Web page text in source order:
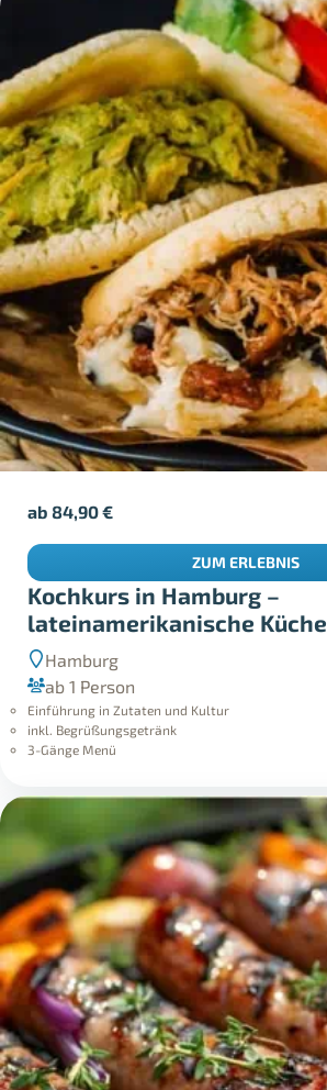
Kochkurs in Hamburg –
lateinamerikanische Küche
Hamburg
ab 1 Person
Einführung in Zutaten und Kultur
inkl. Begrüßungsgetränk
3-Gänge Menü
ab84,90€
ZUM ERLEBNIS